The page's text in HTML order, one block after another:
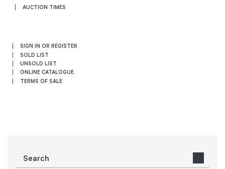
AUCTION TIMES
SIGN IN OR REGISTER
SOLD LIST
UNSOLD LIST
ONLINE CATALOGUE
TERMS OF SALE